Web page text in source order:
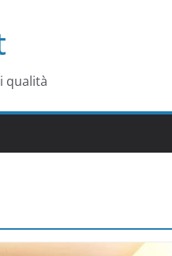
qualità